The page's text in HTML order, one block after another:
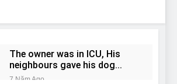
The owner was in ICU, His
neighbours gave his dog
away!
7 Năm Ago